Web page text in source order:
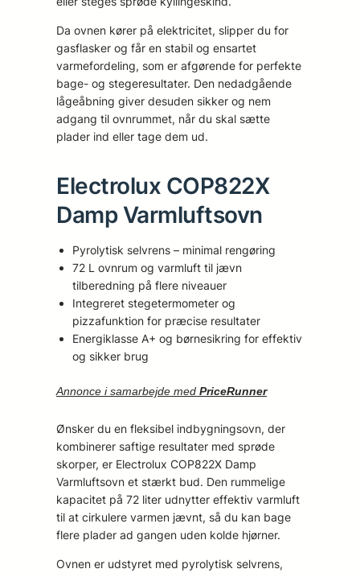
Da ovnen kører på elektricitet, slipper du for
gasflasker og får en stabil og ensartet
varmefordeling, som er afgørende for perfekte
bage- og stegeresultater. Den nedadgående
lågeåbning giver desuden sikker og nem
adgang til ovnrummet, når du skal sætte
plader ind eller tage dem ud.
Electrolux COP822X
Damp Varmluftsovn
Pyrolytisk selvrens – minimal rengøring
72 L ovnrum og varmluft til jævn
tilberedning på flere niveauer
Integreret stegetermometer og
pizzafunktion for præcise resultater
Energiklasse A+ og børnesikring for effektiv
og sikker brug
Annonce i samarbejde med PriceRunner
Ønsker du en fleksibel indbygningsovn, der
kombinerer saftige resultater med sprøde
skorper, er Electrolux COP822X Damp
Varmluftsovn et stærkt bud. Den rummelige
kapacitet på 72 liter udnytter effektiv varmluft
til at cirkulere varmen jævnt, så du kan bage
flere plader ad gangen uden kolde hjørner.
Ovnen er udstyret med pyrolytisk selvrens,